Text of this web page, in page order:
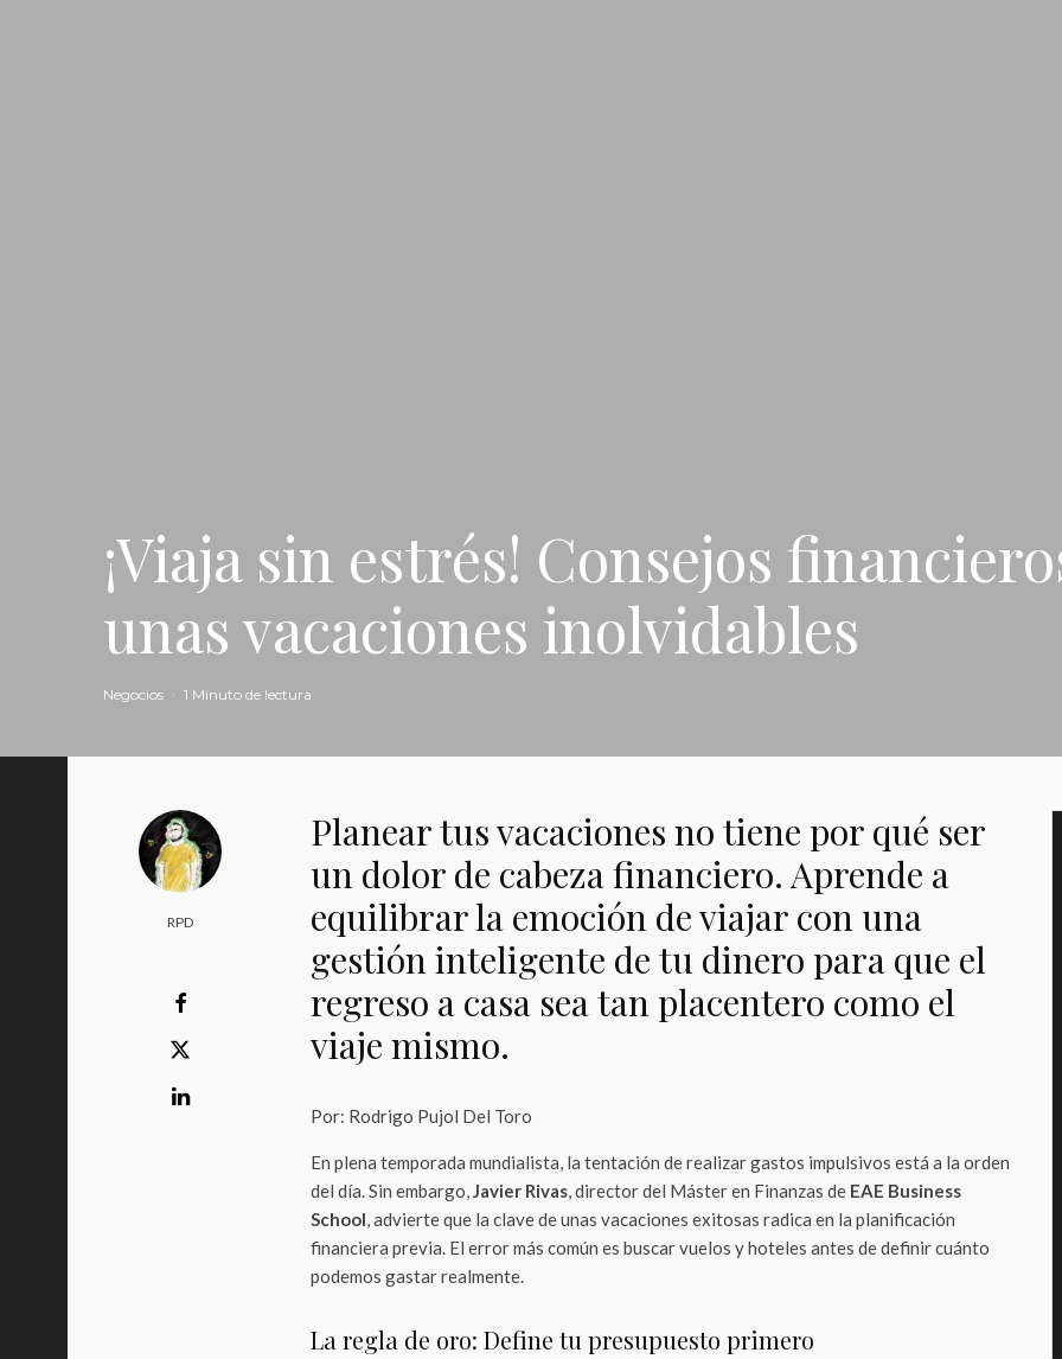
¡Viaja sin estrés! Consejos
unas vacaciones inolvidables
Negocios · 1 Minuto de lectura
RPD
Planear tus vacaciones no tiene por qué ser
un dolor de cabeza financiero. Aprende a
equilibrar la emoción de viajar con una
gestión inteligente de tu dinero para que el
regreso a casa sea tan placentero como el
viaje mismo.
Por: Rodrigo Pujol Del Toro
En plena temporada mundialista, la tentación de realizar gastos impulsivos está a la orden
del día. Sin embargo,Javier Rivas, director del Máster en Finanzas de EAE Business
School, advierte que la clave de unas vacaciones exitosas radica en la planificación
financiera previa. El error más común es buscar vuelos y hoteles antes de definir cuánto
podemos gastar realmente.
La regla de oro: Define tu presupuesto primero